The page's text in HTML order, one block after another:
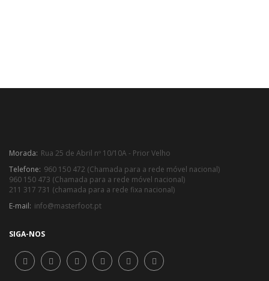
Morada: Rua 25 de Abril nº 10/10A - Prior Velho
Telefone: 960 150 472 (Chamada para a rede móvel nacional)
960 150 473 (Chamada para a rede móvel nacional)
211 317 731 (chamada para a rede fixa nacional)
E-mail: info@masterfoot.pt
SIGA-NOS